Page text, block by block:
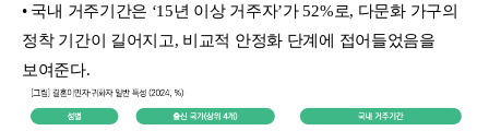
• 국내 거주기간은 ‘15년 이상 거주자’가 52%로, 다문화 가구의
정착 기간이 길어지고, 비교적 안정화 단계에 접어들었음을
보여준다.